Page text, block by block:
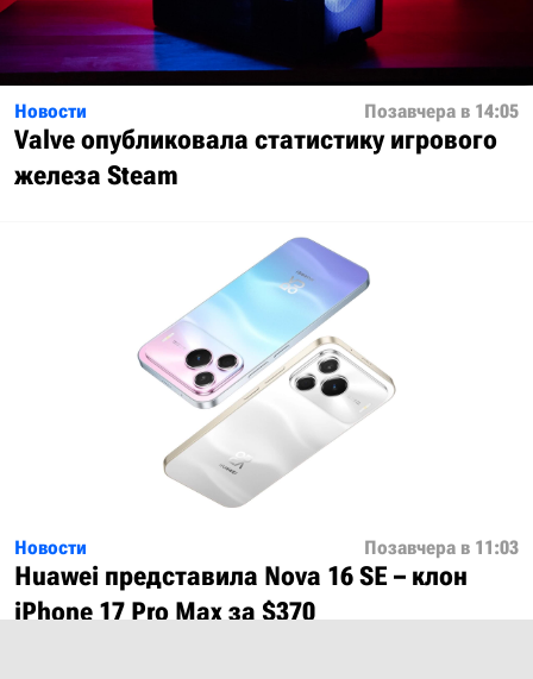
Новости Позавчера в 14:05
Valve опубликовала статистику игрового
железа Steam
Новости Позавчера в 11:03
Huawei представила Nova 16 SE – клон
iPhone 17 Pro Max за $370